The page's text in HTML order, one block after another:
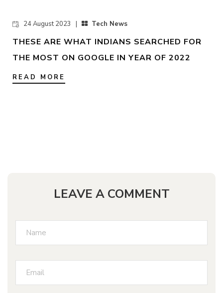
24 August 2023 | Tech News
THESE ARE WHAT INDIANS SEARCHED FOR
THE MOST ON GOOGLE IN YEAR OF 2022
READ MORE
LEAVE A COMMENT